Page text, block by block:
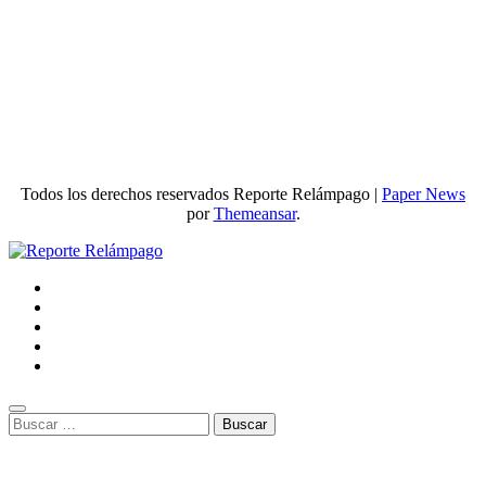
Todos los derechos reservados Reporte Relámpago | Paper News
porThemeansar.
Buscar: